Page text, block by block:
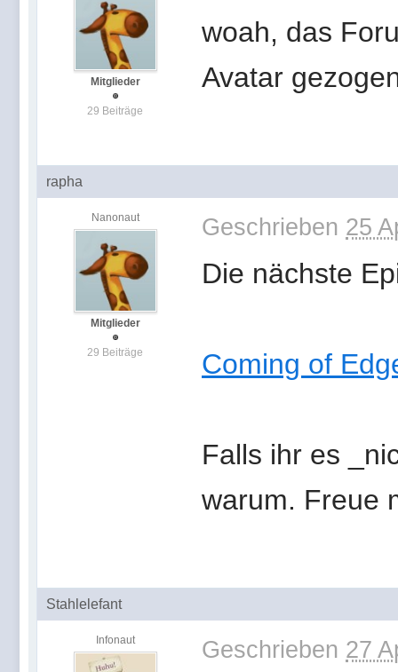
Mitglieder
29 Beiträge
woah, das
Avatar
rapha
Nanonaut
Mitglieder
29 Beiträge
Geschrieben 25
Die nächste
Coming of
Falls ihr es
warum. Freue
Stahlelefant
Infonaut Geschrieben 27